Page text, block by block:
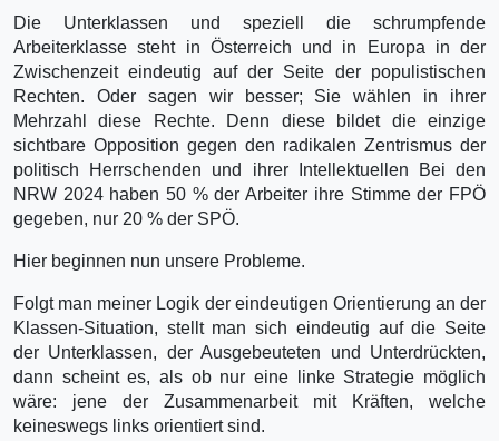
Die Unterklassen und speziell die schrumpfende
Arbeiterklasse steht in Österreich und in Europa in der
Zwischenzeit eindeutig auf der Seite der populistischen
Rechten. Oder sagen wir besser; Sie wählen in ihrer
Mehrzahl diese Rechte. Denn diese bildet die einzige
sichtbare Opposition gegen den radikalen Zentrismus der
politisch Herrschenden und ihrer Intellektuellen Bei den
NRW 2024 haben 50 % der Arbeiter ihre Stimme der FPÖ
gegeben, nur 20 % der SPÖ.
Hier beginnen nun unsere Probleme.
Folgt man meiner Logik der eindeutigen Orientierung an der
Klassen-Situation, stellt man sich eindeutig auf die Seite
der Unterklassen, der Ausgebeuteten und Unterdrückten,
dann scheint es, als ob nur eine linke Strategie möglich
wäre: jene der Zusammenarbeit mit Kräften, welche
keineswegs links orientiert sind.